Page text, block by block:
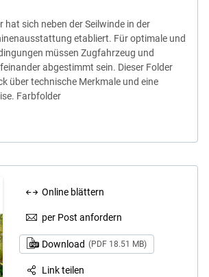
hat sich neben der Seilwinde in der
etabliert. Für optimale und
müssen Zugfahrzeug und
abgestimmt sein. Dieser Folder
über technische Merkmale und eine
Farbfolder
Online blättern
per Post anfordern
Download (PDF 18.51 MB)
Link teilen